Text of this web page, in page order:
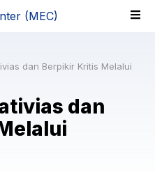
dan Berpikir Kritis Melalui
dan